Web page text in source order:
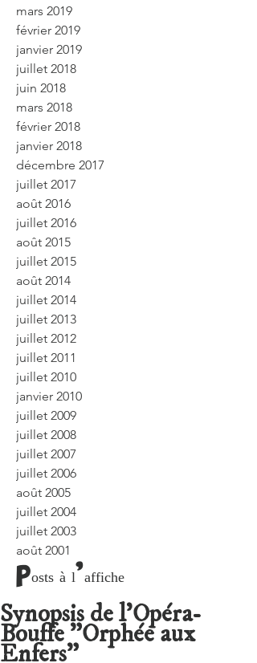
mars 2019
février 2019
janvier 2019
juillet 2018
juin 2018
mars 2018
février 2018
janvier 2018
décembre 2017
juillet 2017
août 2016
juillet 2016
août 2015
juillet 2015
août 2014
juillet 2014
juillet 2013
juillet 2012
juillet 2011
juillet 2010
janvier 2010
juillet 2009
juillet 2008
juillet 2007
juillet 2006
août 2005
juillet 2004
juillet 2003
août 2001
Posts à l'affiche
Synopsis de l'Opéra-
Bouffe "Orphée aux
Enfers"